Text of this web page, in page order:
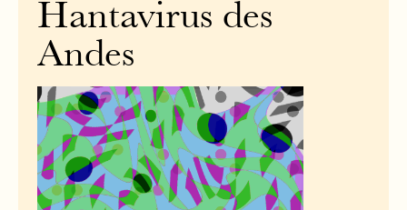
Hantavirus des
Andes